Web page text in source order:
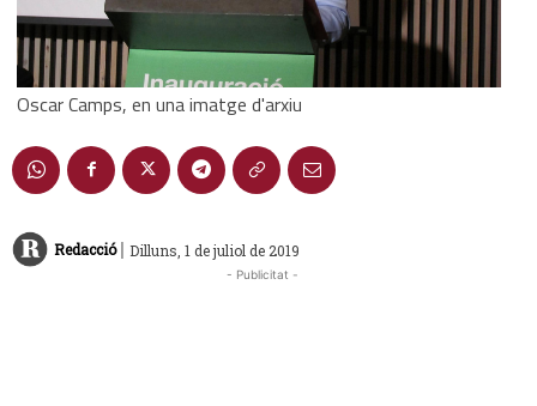
Oscar Camps, en una imatge d'arxiu
Redacció | Dilluns, 1 de juliol de 2019
- Publicitat -